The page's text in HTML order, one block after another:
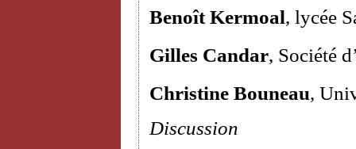
Benoît Kermoal, lycée
Gilles Candar, Société
Christine Bouneau,
Discussion